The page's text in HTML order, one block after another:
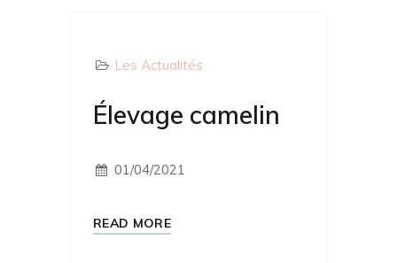
Les Actualités
Élevage camelin
01/04/2021
READ MORE